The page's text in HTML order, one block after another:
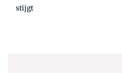
stijgt